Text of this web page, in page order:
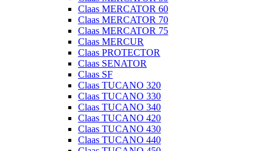
Claas MERCATOR 60
Claas MERCATOR 70
Claas MERCATOR 75
Claas MERCUR
Claas PROTECTOR
Claas SENATOR
Claas SF
Claas TUCANO 320
Claas TUCANO 330
Claas TUCANO 340
Claas TUCANO 420
Claas TUCANO 430
Claas TUCANO 440